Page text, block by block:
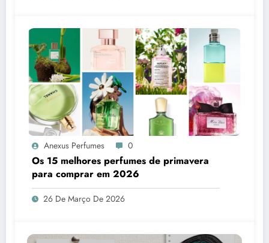
Anexus Perfumes 0
Os 15 melhores perfumes de primavera
para comprar em 2026
26 De Março De 2026